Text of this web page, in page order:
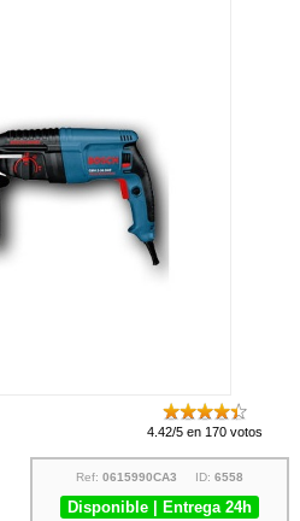
4.42/5 en 170 votos
Ref: 0615990CA3 ID: 6558
Disponible | Entrega 24h